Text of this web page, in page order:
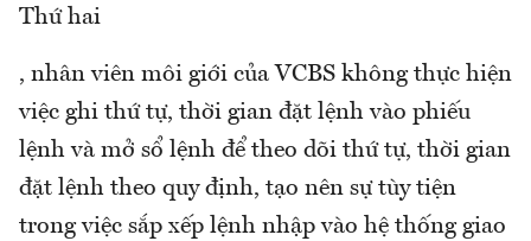
Thứ hai
, nhân viên môi giới của VCBS không thực hiện
việc ghi thứ tự, thời gian đặt lệnh vào phiếu
lệnh và mở sổ lệnh để theo dõi thứ tự, thời gian
đặt lệnh theo quy định, tạo nên sự tùy tiện
trong việc sắp xếp lệnh nhập vào hệ thống giao